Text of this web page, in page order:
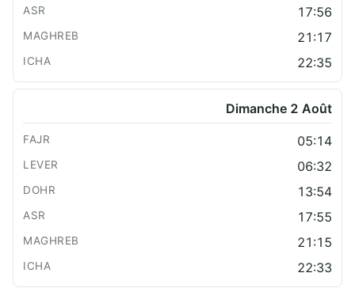
17:56
21:17
22:35
Dimanche 2 Août
05:14
06:32
13:54
17:55
21:15
22:33